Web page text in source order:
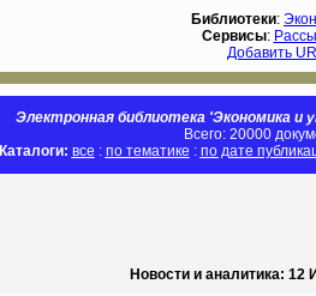
Библиотеки:
Сервисы:
Добавить
Электронная библиотека 'Экономика и
Всего: 20000
Каталоги: все : по тематике : по дате
Новости и аналитика: 12